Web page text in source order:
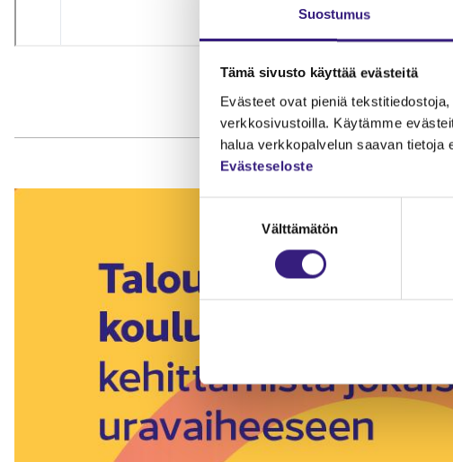
Suostumus
Tämä sivusto käyttää evästeitä
Evästeet ovat pieniä
verkkosivustoilla. Käytämme
halua verkkopalvelun saavan
Evästeseloste
Välttämätön